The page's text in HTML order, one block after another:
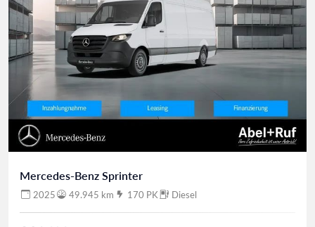
Mercedes-Benz Sprinter
2025 49.945 km 170 PK Diesel